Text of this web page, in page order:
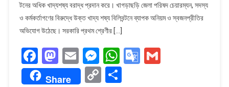
বরাদ্দে
ব্যাপক
অনিয়মের
টনের অধিক খাদ্যশষ্য বরাদ্ধ প্রদান করে। খাগড়াছড়ি জেলা পরিষদ চেয়ারম্যন, সদস্য
ও কর্মকর্তাগণের বিরুদ্ধে উক্ত খাদ্য শষ্য বিলিবন্টনে ব্যাপক অনিয়ম ও স্বজনপ্রীতির
অভিযোগ উঠেছে। সরকারি প্রথম শ্রেণীর […]
Facebook
Mastodon
EmailMessenger
WhatsApp
Google
Gmail
Share
CopyShare